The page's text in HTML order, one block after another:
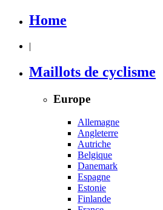
Home
|
Maillots de cyclisme
Europe
Allemagne
Angleterre
Autriche
Belgique
Danemark
Espagne
Estonie
Finlande